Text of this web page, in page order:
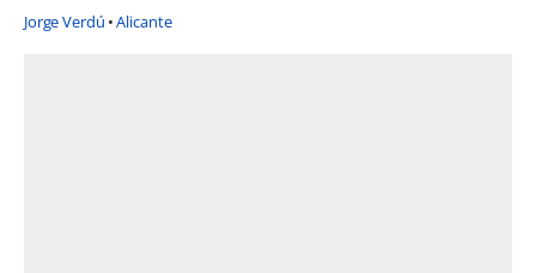
Jorge Verdú Alicante